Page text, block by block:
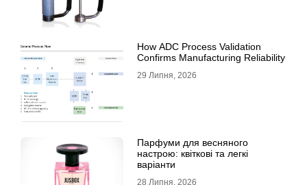
How ADC Process Validation
Confirms Manufacturing Reliability
29 Липня, 2026
Парфуми для весняного
настрою: квіткові та легкі
варіанти
28 Липня, 2026